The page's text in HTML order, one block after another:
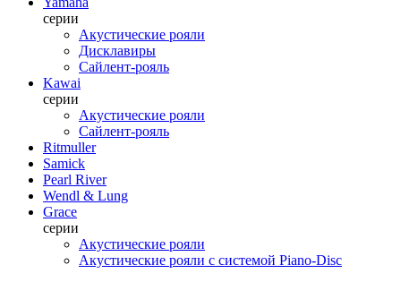
серии
Акустические рояли
Дисклавиры
Сайлент-рояль
Kawai
серии
Акустические рояли
Сайлент-рояль
Ritmuller
Samick
Pearl River
Wendl & Lung
Grace
серии
Акустические рояли
Акустические рояли с системой Piano-Disc